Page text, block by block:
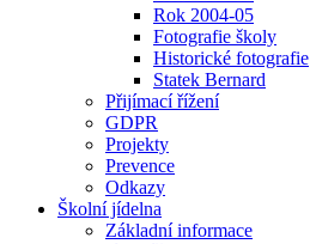
Rok 2004-05
Fotografie školy
Historické fotografie
Statek Bernard
Přijímací řížení
GDPR
Projekty
Prevence
Odkazy
Školní jídelna
Základní informace